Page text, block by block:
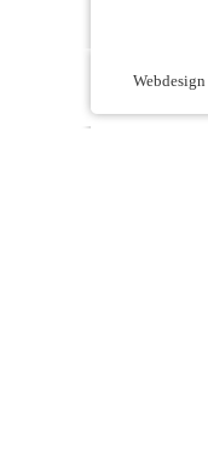
Webdesign